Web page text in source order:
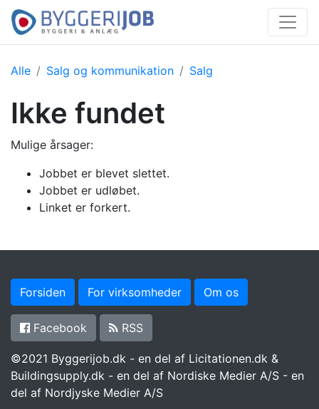
Alle Salg og kommunikation Salg
Ikke fundet
Mulige årsager:
Jobbet er blevet slettet.
Jobbet er udløbet.
Linket er forkert.
Forsiden For virksomheder Om os
Facebook RSS
©2021 Byggerijob.dk - en del af Licitationen.dk &
Buildingsupply.dk - en del af Nordiske Medier A/S - en
del af Nordjyske Medier A/S